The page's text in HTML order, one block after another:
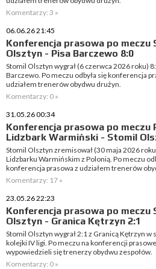
Komentarzy: 3 »
06.06.26 21:45
Konferencja prasowa po meczu
Olsztyn - Pisa Barczewo 8:0
Stomil Olsztyn wygrał (6 czerwca 2026 roku)
Barczewo. Po meczu odbyła się konferencja
udziałem trenerów obydwu drużyn.
Komentarzy: 0 »
31.05.26 00:34
Konferencja prasowa po meczu
Lidzbark Warmiński - Stomil
Stomil Olsztyn zremisował (30 maja 2026
Lidzbarku Warmińskim z Polonią. Po meczu
konferencja prasowa z udziałem trenerów
Komentarzy: 17 »
23.05.26 22:23
Konferencja prasowa po meczu
Olsztyn - Granica Kętrzyn 2:1
Stomil Olsztyn wygrał 2:1 z Granicą Kętrzyn w
kolejki IV ligi. Po meczu na konferencji
wypowiedzieli się trenerzy obydwu zespołów.
Komentarzy: 0 »